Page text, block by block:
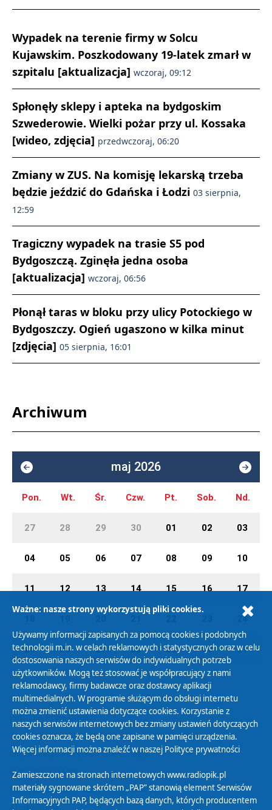
Wypadek na terenie firmy w Solcu
Kujawskim. Poszkodowany 19-latek zmarł w
szpitalu [aktualizacja] wczoraj, 09:12
Spłonęły sklepy i apteka na bydgoskim
Szwederowie. Wielki pożar przy ul. Kossaka
[wideo, zdjęcia] przedwczoraj, 06:20
Zmiany w ZUS. Na komisję lekarską trzeba
będzie jeździć do Gdańska i Łodzi 03 sierpnia,
12:59
Tragiczny wypadek na trasie S5 pod
Bydgoszczą. Zginęła jedna osoba
[aktualizacja] wczoraj, 06:56
Płonął taras w bloku przy ulicy Potockiego w
Bydgoszczy. Ogień ugaszono w kilka minut
[zdjęcia] 05 sierpnia, 16:01
Archiwum
maj 2026
Pon. Wt. Śr. Czw. Pt. Sob. Nd.
27 28 29 30 01 02 03
04 05 06 07 08 09 10
11 12 13 14 15 16 17
24
25 26 27 28 29 30 31
Polityka Prywatności
Zasady korzystania z Serwisu
Organizacje Pożytku Publicznego
Cyfryzacja DAB+
Polityka ochrony danych osobowych
Abonament
Ważne: nasze strony wykorzystują pliki cookies.
Używamy informacji zapisanych za pomocą cookies i podobnych
technologii m.in. w celach reklamowych i statystycznych oraz w celu
dostosowania naszych serwisów do indywidualnych potrzeb
użytkowników. Mogą też stosować je współpracujący z nami
reklamodawcy, firmy badawcze oraz dostawcy aplikacji
multimedialnych. W programie służącym do obsługi internetu
można zmienić ustawienia dotyczące cookies. Korzystanie z
naszych serwisów internetowych bez zmiany ustawień dotyczących
cookies oznacza, że będą one zapisane w pamięci urządzenia.
Więcej informacji można znaleźć w naszej Polityce prywatności
Zamieszczone na stronach internetowych www.radiopik.pl
materiały sygnowane skrótem „PAP” stanowią element Serwisów
Informacyjnych PAP, będących bazą danych, których producentem